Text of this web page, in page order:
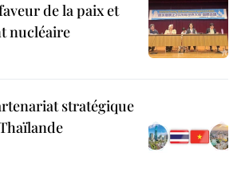
de la paix et
nucléaire
stratégique